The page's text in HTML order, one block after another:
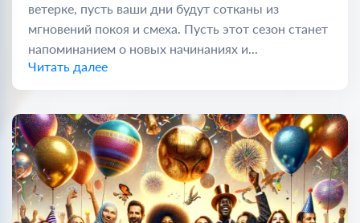
ветерке, пусть ваши дни будут сотканы из
мгновений покоя и смеха. Пусть этот сезон станет
напоминанием о новых начинаниях и...
Читать далее